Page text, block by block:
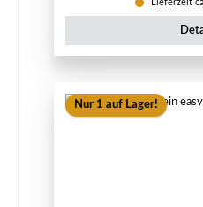
Lieferzeit
Nur 1 auf Lager!